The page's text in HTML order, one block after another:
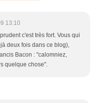
13:10
c'est très fort. Vous qui
deux fois dans ce blog),
Bacon : "calomniez,
quelque chose".